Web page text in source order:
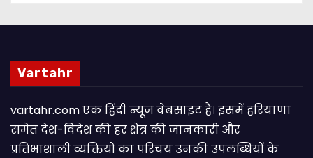
Vartahr
vartahr.com एक हिंदी न्यूज वेबसाइट है। इसमें हरियाणा
समेत देश-विदेश की हर क्षेत्र की जानकारी और
प्रतिभाशाली व्यक्तियों का परिचय उनकी उपलब्धियों के